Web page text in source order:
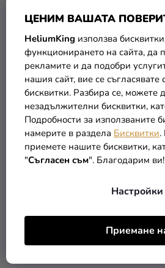
ЦЕНИМ ВАШАТА
HeliumKing използва
функционирането на сайта, да
рекламите и да подобри
нашия сайт, вие се съгласявате
бисквитки. Разбира се, можете
незадължителни бисквитки,
Подробности за използваните
намерите в раздела Бисквитки.
приемете нашите бисквитки,
"Съгласен съм". Благодарим ви!
Настройки
Приемане
2,90 €
3,49 € (–16 %)
В КОЛИЧКАТА
Черен молив за